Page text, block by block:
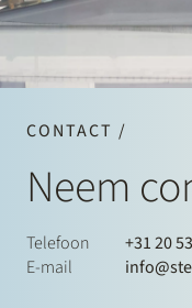
CONTACT /
Neem
Telefoon
+31 20
E-mail